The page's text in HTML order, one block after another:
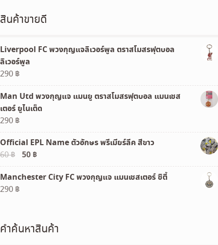
สินค้าขายดี
Liverpool FC พวงกุญแจลิเวอร์พูล ตราสโมสรฟุตบอล
ลิเวอร์พูล
290 ฿
Man Utd พวงกุญแจ แมนยู ตราสโมสรฟุตบอล แมนเชส
เตอร์ ยูไนเต็ด
290 ฿
Official EPL Name ตัวอักษร พรีเมียร์ลีค สีขาว
60฿
Original
price
was:
60 ฿.
50 ฿Current
price
is:
Manchester City FC พวงกุญแจ แมนเชสเตอร์ ซิตี้
290 ฿
คำค้นหาสินค้า